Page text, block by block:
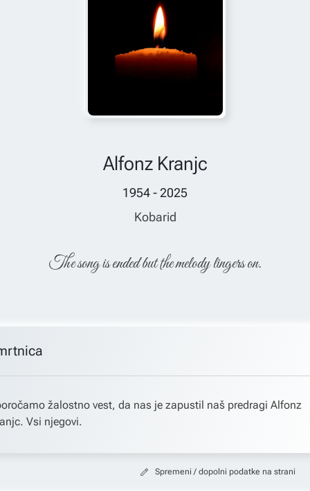
Alfonz Kranjc
1954 - 2025
Kobarid
The song is ended but the melody lingers on.
žalostno vest, da nas je zapustil naš predragi Alfonz
Vsi njegovi.
Spremeni / dopolni podatke na strani